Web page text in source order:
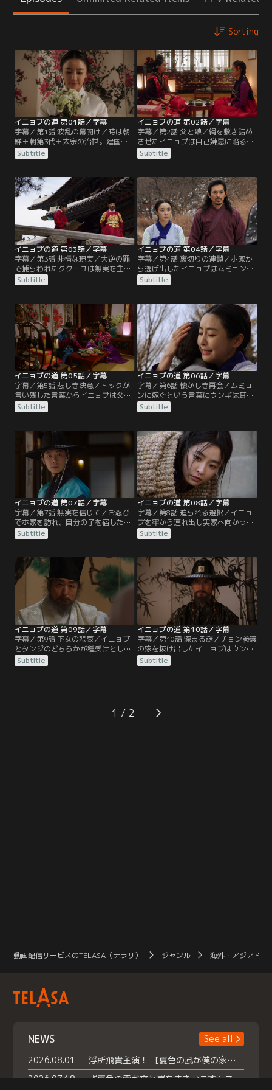
Sorting
イニョプの道 第01話／字幕
字幕／第1話 波乱の幕開け／時は朝
鮮王朝第3代王太宗の治世。建国の
功臣クク・ユの一人娘イニョプは朝
から出かける準備に余念がない。兵
に行き、使者として咸興へ行ったま
ま帰らない父の安否を確かめるため
だ。咸興には初代王・太祖がいる。
太祖は兄弟を殺して王位に就いた太
宗を憎んでおり太宗の使者を殺すと
噂されていた。
Subtitle
イニョプの道 第02話／字幕
字幕／第2話 父と娘／絹を敷き詰め
させたイニョプは自己嫌悪に陥る
が、ホ家の娘ユノクは人が踏んだ絹
など使えないとムミョンに命じてイ
され怒ったイニョプが咸興へ行こう
と家を飛び出すと、門の前に想い人
ウンギからの手紙が置いてあった。
ホ家ではイニョプの靴を履いた下女
タンジが厳しい処罰を受ける。一
方、咸興では…。
Subtitle
イニョプの道 第03話／字幕
字幕／第3話 非情な現実／大逆の罪
で捕らわれたクク・ユは無実を主張
するが、彼の忠僕トックが謀反の証
人として引き立てられ、戸曹判書キ
結局、クク・ユは死罪となり、イニ
ョプは済州へ官妓として送られるこ
とに。ウンギはイニョプの処分を聞
き船着き場へと急ぐが、船が出る直
前、イニョプの行き先が変更にな
る。
Subtitle
イニョプの道 第04話／字幕
字幕／第4話 裏切りの連鎖／ホ家か
ら逃げ出したイニョプはムミョンに
連れ戻され、水も食事も与えられぬ
まま地下室に監禁される。彼女を忘
所を知るや、すぐさまホ家へ駆けつ
けユノクにイニョプへの手紙を託
す。そんなウンギに父キム・チグォ
ンは他の女をめとったらイニョプを
救うと告げる。太宗の密命を受けた
ウンチャムは…。
Subtitle
イニョプの道 第05話／字幕
字幕／第5話 悲しき決意／トックが
言い残した言葉からイニョプは父の
遺書を見つけるが、そこには意味を
成さない文字が並んでいるだけだっ
の帰りを待ち構えており、一緒に逃
げようとイニョプの腕を取るがイニ
ョプは応じない。一方、ウンギとユ
ノクの縁談は着々と進み、正式な婚
姻の申し込みがキム家からホ家に送
られてくる。
Subtitle
イニョプの道 第06話／字幕
字幕／第6話 懐かしき再会／ムミョ
ンに嫁ぐという言葉にウンギは耳を
疑いイニョプを問い詰める。そこに
ユノクが現れ、イニョプをウンギか
たムミョンとの結婚をユノクは認め
ず、イニョプに罰を与える。イニョ
プに拒絶されたウンギは酒に溺れる
が、イニョプが下男との婚姻を決意
した本当の理由を聞かされ、すぐさ
ま父のもとへ。
Subtitle
イニョプの道 第07話／字幕
字幕／第7話 無実を信じて／お忍び
でホ家を訪れ、自分の子を宿したと
いう娘の老母に会った太宗。老母は
娘と太宗のつながりを示す物を太宗
る。初夜を抜けだし実家へ向かった
ウンギは父チグォンにイニョプから
聞いた疑惑を突きつけ、その後、ホ
家に戻って新婦のユノクを置いて1
人酔い潰れて寝てしまう。
Subtitle
イニョプの道 第08話／字幕
字幕／第8話 迫られる選択／イニョ
プを牢から連れ出し実家へ向かった
ウンギは父チグォンにイニョプを救
うよう迫るが、チグォンはイニョプ
ニョプの疑惑を否定する。クク・ユ
の遺書の内容を知ったムミョンはヘ
サンにキム・チグォンの正体につい
て尋ねるが、ヘサンは曖昧に答える
ばかり。この日、ホ家ではイニョプ
とタンジの杖刑が行われ…。
Subtitle
イニョプの道 第09話／字幕
字幕／第9話 下女の悲哀／イニョプ
とタンジのどちらかが種受けとして
売られることになり、その選択を任
された2人は窮地に陥る。イニョプ
たカン氏はタンジを行かせるよう細
工せよとケットンを脅迫する。そん
Subtitle
イニョプの道 第10話／字幕
字幕／第10話 深まる謎／チョン参議
の家を抜け出したイニョプはウンギ
の目の前で何者かに連れ去られる。
拷問を受け、父親の遺書を渡せと迫
中、プンイはオギを捕らえてユン氏
に差し出す。マンウォル党の根城で
Subtitle
1
動画配信サービスのTELASA（テラサ） ジャンル 海外・アジアドラ
NEWS
See all
2026.08.01
浮所飛貴主演！ 【夏色の風が僕の家にやってきた】 本日よりテラサで独占配信スタート！
2026.07.18
『夏色の雲が恋と嵐をまきおこす』スペシャルメイキング 【Part1】2026年７月18日（土）23時30分～配信スタート！話題のシーンの裏側を大公開！豪華キャスト大集合！ 『武宮家 真夏の家族会議』開催！